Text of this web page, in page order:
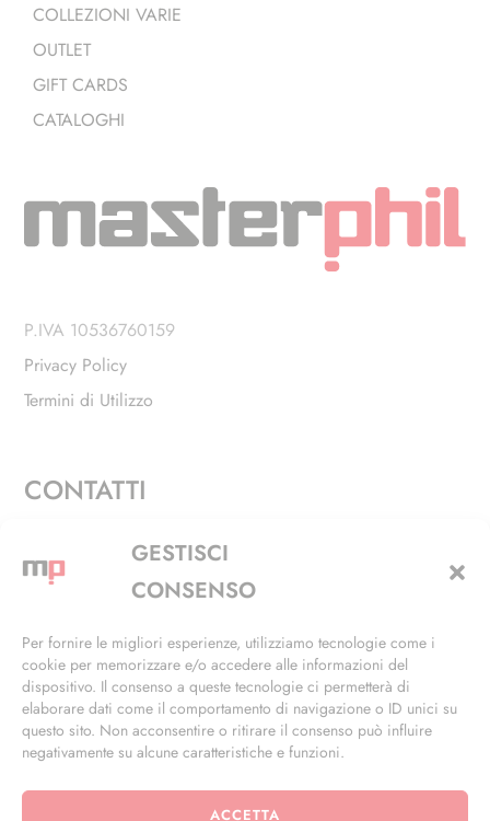
GESTISCI
CONSENSO
Per fornire le migliori esperienze, utilizziamo tecnologie come i
cookie per memorizzare e/o accedere alle informazioni del
dispositivo. Il consenso a queste tecnologie ci permetterà di
elaborare dati come il comportamento di navigazione o ID unici su
questo sito. Non acconsentire o ritirare il consenso può influire
negativamente su alcune caratteristiche e funzioni.
ACCETTA
COLLEZIONI VARIE
OUTLET
GIFT CARDS
CATALOGHI
P.IVA 10536760159
Privacy Policy
Termini di Utilizzo
CONTATTI
Via Alfieri, 27 - Trezzano Sul Naviglio (MI)
+39 02 4846 3155
info@masterphil.it